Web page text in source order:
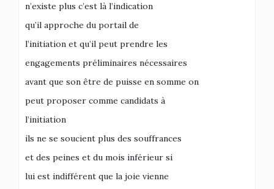
n’existe plus c’est là l’indication
qu’il approche du portail de
l’initiation et qu’il peut prendre les
engagements préliminaires nécessaires
avant que son être de puisse en somme on
peut proposer comme candidats à
l’initiation
ils ne se soucient plus des souffrances
et des peines et du mois inférieur si
lui est indifférent que la joie vienne